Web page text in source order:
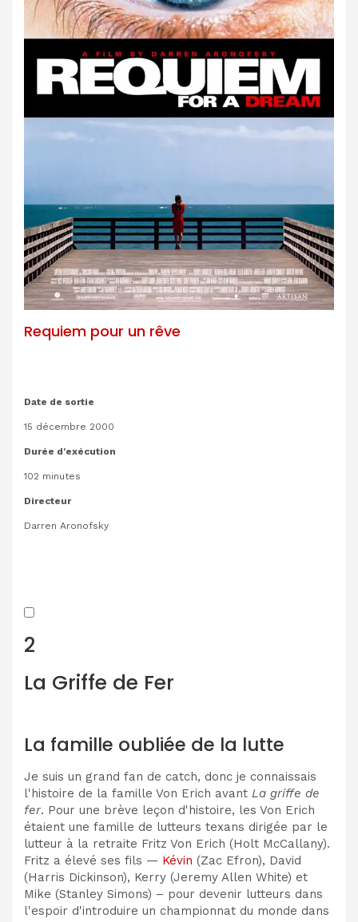
Requiem pour un rêve
Date de sortie
15 décembre 2000
Durée d'exécution
102 minutes
Directeur
Darren Aronofsky
2
​​​​​​​La Griffe de Fer
La famille oubliée de la lutte
Je suis un grand fan de catch, donc je connaissais
l'histoire de la famille Von Erich avant La griffe de
fer. Pour une brève leçon d'histoire, les Von Erich
étaient une famille de lutteurs texans dirigée par le
lutteur à la retraite Fritz Von Erich (Holt McCallany).
Fritz a élevé ses fils — Kévin (Zac Efron), David
(Harris Dickinson), Kerry (Jeremy Allen White) et
Mike (Stanley Simons) – pour devenir lutteurs dans
l'espoir d'introduire un championnat du monde dans